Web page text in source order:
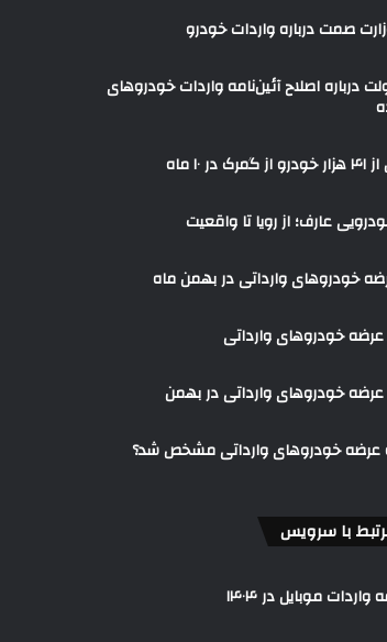
صمت درباره واردات خودرو
درباره اصلاح آئین‌نامه واردات خودروهای
۱۰ ماه
عارف؛ از رویا تا واقعیت
خودروهای وارداتی در بهمن ماه
عرضه خودروهای وارداتی
عرضه خودروهای وارداتی در بهمن
عرضه خودروهای وارداتی مشخص شد؟
با سرویس
موبایل در ۱۴۰۴